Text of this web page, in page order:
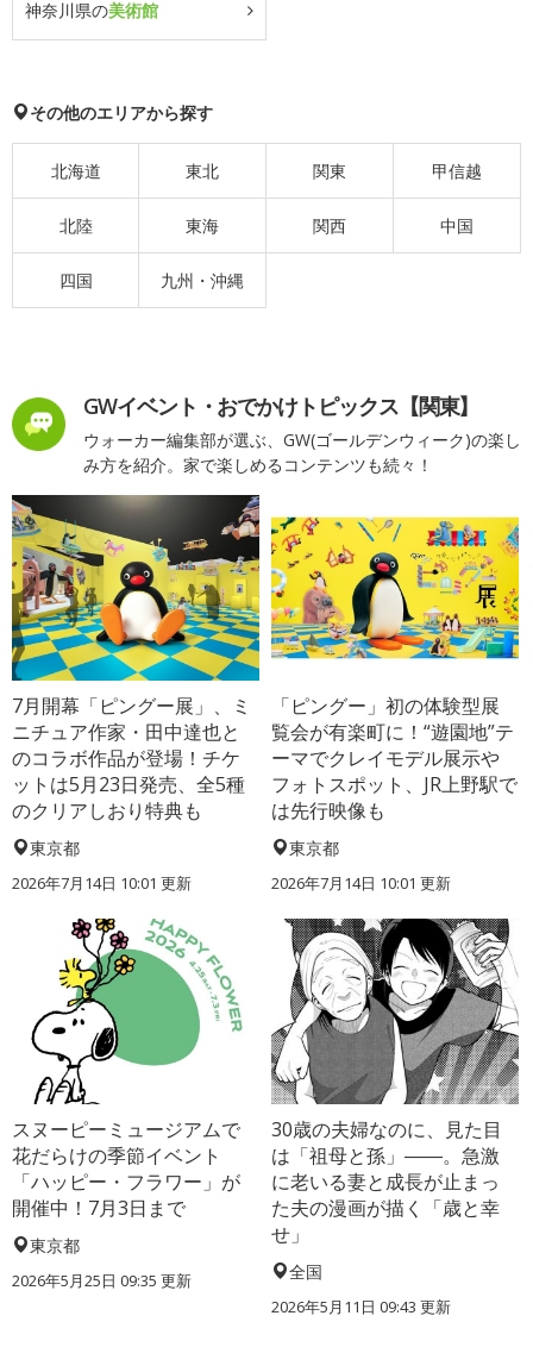
神奈川県の美術館
その他のエリアから探す
北海道 東北 関東 甲信越
北陸 東海 関西 中国
四国 九州・沖縄
GWイベント・おでかけトピックス【関東】
ウォーカー編集部が選ぶ、GW(ゴールデンウィーク)の楽し
み方を紹介。家で楽しめるコンテンツも続々！
7月開幕「ピングー展」、ミ
ニチュア作家・田中達也と
のコラボ作品が登場！チケ
ットは5月23日発売、全5種
のクリアしおり特典も
東京都
2026年7月14日 10:01 更新
「ピングー」初の体験型展
覧会が有楽町に！“遊園地”テ
ーマでクレイモデル展示や
フォトスポット、JR上野駅で
は先行映像も
東京都
2026年7月14日 10:01 更新
スヌーピーミュージアムで
花だらけの季節イベント
「ハッピー・フラワー」が
開催中！7月3日まで
東京都
2026年5月25日 09:35 更新
30歳の夫婦なのに、見た目
は「祖母と孫」――。急激
に老いる妻と成長が止まっ
た夫の漫画が描く「歳と幸
せ」
全国
2026年5月11日 09:43 更新